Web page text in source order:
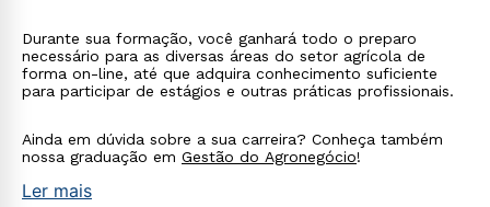
Durante sua formação, você ganhará todo o preparo
necessário para as diversas áreas do setor agrícola de
forma on-line, até que adquira conhecimento suficiente
para participar de estágios e outras práticas profissionais.
Ainda em dúvida sobre a sua carreira? Conheça também
nossa graduação em Gestão do Agronegócio!
Ler mais